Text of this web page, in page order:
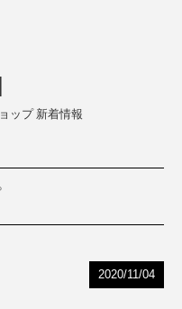
ップ 新着情報
2020/11/04